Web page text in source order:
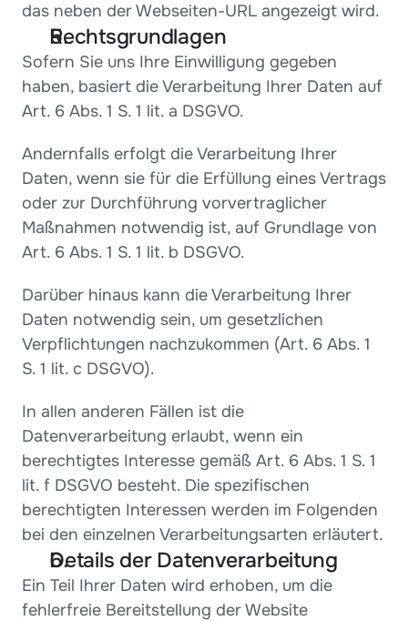
das neben der Webseiten-URL angezeigt wird.
Rechtsgrundlagen
Sofern Sie uns Ihre Einwilligung gegeben
haben, basiert die Verarbeitung Ihrer Daten auf
Art. 6 Abs. 1 S. 1 lit. a DSGVO.
Andernfalls erfolgt die Verarbeitung Ihrer
Daten, wenn sie für die Erfüllung eines Vertrags
oder zur Durchführung vorvertraglicher
Maßnahmen notwendig ist, auf Grundlage von
Art. 6 Abs. 1 S. 1 lit. b DSGVO.
Darüber hinaus kann die Verarbeitung Ihrer
Daten notwendig sein, um gesetzlichen
Verpflichtungen nachzukommen (Art. 6 Abs. 1
S. 1 lit. c DSGVO).
In allen anderen Fällen ist die
Datenverarbeitung erlaubt, wenn ein
berechtigtes Interesse gemäß Art. 6 Abs. 1 S. 1
lit. f DSGVO besteht. Die spezifischen
berechtigten Interessen werden im Folgenden
bei den einzelnen Verarbeitungsarten erläutert.
Details der Datenverarbeitung
Ein Teil Ihrer Daten wird erhoben, um die
fehlerfreie Bereitstellung der Website